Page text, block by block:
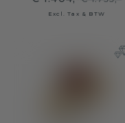
Excl. Tax & BTW